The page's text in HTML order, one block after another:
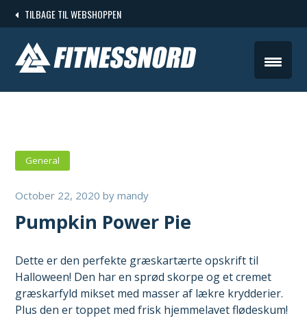
to
content
TILBAGE TIL WEBSHOPPEN
General
October 22, 2020 bymandy
Pumpkin Power Pie
Dette er den perfekte græskartærte opskrift til
Halloween! Den har en sprød skorpe og et cremet
græskarfyld mikset med masser af lækre krydderier.
Plus den er toppet med frisk hjemmelavet flødeskum!